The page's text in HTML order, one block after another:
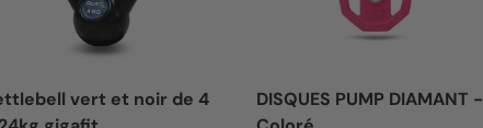
vert et noir de 4
DISQUES PUMP DIAMANT -